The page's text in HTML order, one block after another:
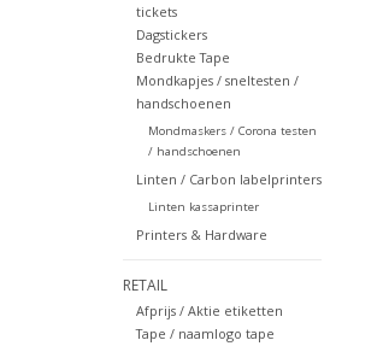
tickets
Dagstickers
Bedrukte Tape
Mondkapjes / sneltesten /
handschoenen
Mondmaskers / Corona testen
/ handschoenen
Linten / Carbon labelprinters
Linten kassaprinter
Printers & Hardware
RETAIL
Afprijs / Aktie etiketten
Tape / naamlogo tape